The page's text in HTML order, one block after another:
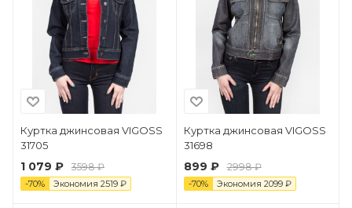
Куртка джинсовая VIGOSS
31705
1 079 ₽ 3598 ₽
-70% Экономия 2519 ₽
Куртка джинсовая VIGOSS
31698
899 ₽ 2998 ₽
-70% Экономия 2099₽